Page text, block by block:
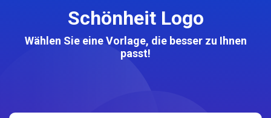
Schönheit Logo
Wählen Sie eine Vorlage, die besser zu Ihnen
passt!